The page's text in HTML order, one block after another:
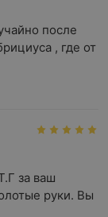
после
, где от
за ваш
руки. Вы